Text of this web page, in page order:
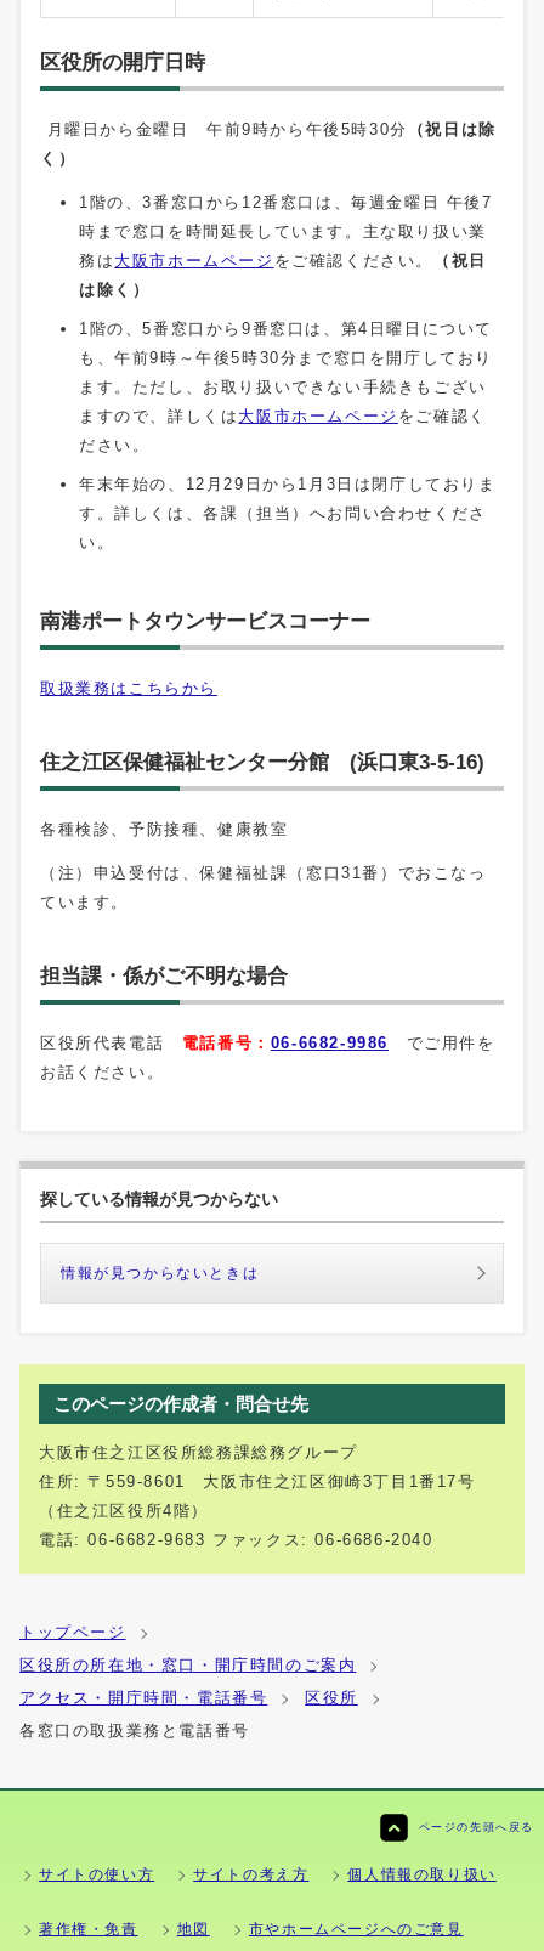
区役所の開庁日時
月曜日から金曜日 午前9時から午後5時30分 （祝日 は除
く）
1階の、3番窓口から12番窓口は、毎週金曜日 午後7
時まで窓口を時間延長しています。主な取り扱い業
務は 大阪市ホームページ をご確認ください。 （ 祝日
は除 く）
1階の、5番窓口から9番窓口は、第4日曜日について
も、午前9時～午後5時30分まで窓口を開庁しており
ます。ただし、お取り扱いできない手続きもござい
ますので、詳しくは 大阪市ホームページ をご確認く
ださい。
年末年始の、12月29日から1月3日は閉庁しておりま
す。詳しくは、各課（担当）へお問い合わせくださ
い。
南港ポートタウンサービスコーナー
取扱業務はこちらから
住之江区保健福祉センター分館 (浜口東3-5-16)
各種検診、予防接種、健康教室
（注）申込受付は、保健福祉課（窓口31番）でおこなっ
ています。
担当課・係がご不明な場合
区役所代表電話 電話番号： 06-6682-9986
でご用件を
お話ください。
探している情報が見つからない
情報が見つからないときは
このページの作成者・問合せ先
大阪市住之江区役所総務課総務グループ
住所: 〒559-8601 大阪市住之江区御崎3丁目1番17号
（住之江区役所4階）
電話: 06-6682-9683 ファックス: 06-6686-2040
トップページ
区役所の所在地・窓口・開庁時間のご案内
アクセス・開庁時間・電話番号
区役所
各窓口の取扱業務と電話番号
ページの先頭へ戻る
サイトの使い方 サイトの考え方 個人情報の取り扱い
著作権・免責 地図 市やホームページへのご意見